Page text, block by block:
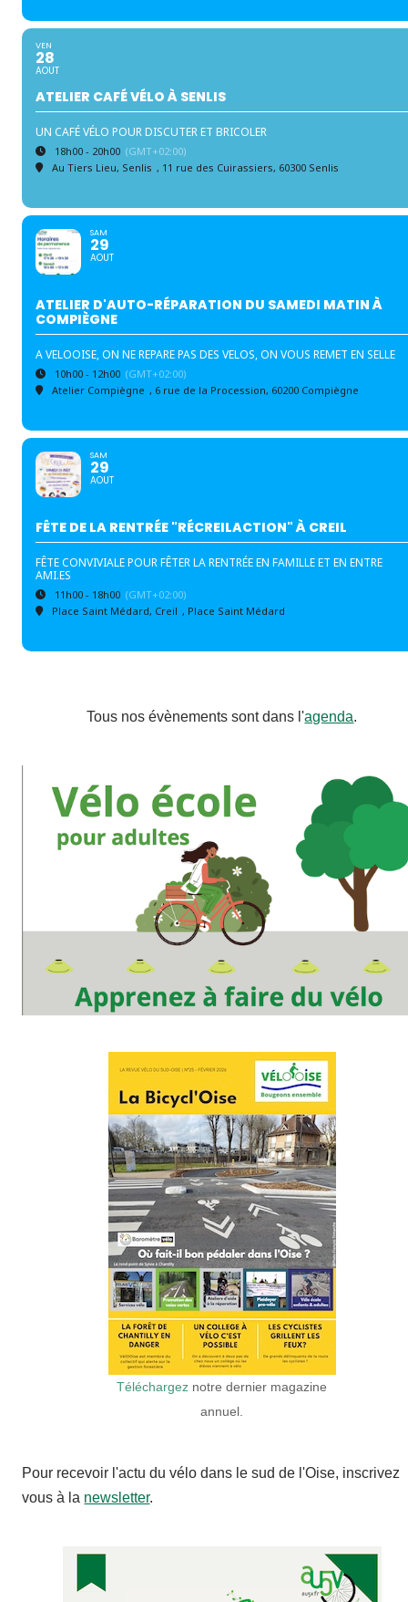
VEN
28
AOUT
ATELIER CAFÉ VÉLO À SENLIS
UN CAFÉ VÉLO POUR DISCUTER ET BRICOLER
18h00 - 20h00 (GMT+02:00)
Au Tiers Lieu, Senlis , 11 rue des Cuirassiers, 60300 Senlis
SAM
29
AOUT
ATELIER D'AUTO-RÉPARATION DU SAMEDI MATIN À
COMPIÈGNE
A VELOOISE, ON NE REPARE PAS DES VELOS, ON VOUS REMET EN SELLE
10h00 - 12h00 (GMT+02:00)
Atelier Compiègne , 6 rue de la Procession, 60200 Compiègne
SAM
29
AOUT
FÊTE DE LA RENTRÉE "RÉCREILACTION" À CREIL
FÊTE CONVIVIALE POUR FÊTER LA RENTRÉE EN FAMILLE ET EN ENTRE
AMI.ES
11h00 - 18h00 (GMT+02:00)
Place Saint Médard, Creil , Place Saint Médard
Tous nos évènements sont dans l'agenda.
Téléchargez notre dernier magazine
annuel.
Pour recevoir l'actu du vélo dans le sud de l'Oise, inscrivez
vous à la newsletter.